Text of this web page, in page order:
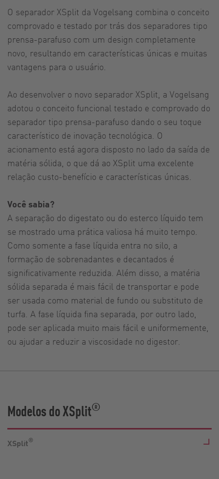
O separador XSplit da Vogelsang combina o conceito
comprovado e testado por trás dos separadores tipo
prensa-parafuso com um design completamente
novo, resultando em características únicas e muitas
vantagens para o usuário.
Ao desenvolver o novo separador XSplit, a Vogelsang
adotou o conceito funcional testado e comprovado do
separador tipo prensa-parafuso dando o seu toque
característico de inovação tecnológica. O
acionamento está agora disposto no lado da saída de
matéria sólida, o que dá ao XSplit uma excelente
relação custo-benefício e características únicas.
Você sabia?
A separação do digestato ou do esterco líquido tem
se mostrado uma prática valiosa há muito tempo.
Como somente a fase líquida entra no silo, a
formação de sobrenadantes e decantados é
significativamente reduzida. Além disso, a matéria
sólida separada é mais fácil de transportar e pode
ser usada como material de fundo ou substituto de
turfa. A fase líquida fina separada, por outro lado,
pode ser aplicada muito mais fácil e uniformemente,
ou ajudar a reduzir a viscosidade no digestor.
Modelos do XSplit®
XSplit®